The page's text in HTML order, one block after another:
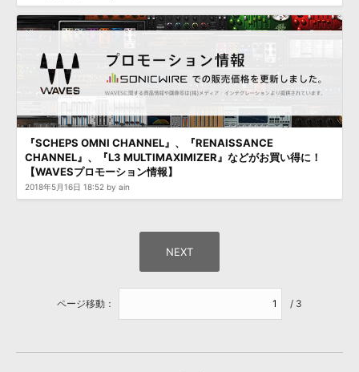
『SCHEPS OMNI CHANNEL』、『RENAISSANCE
CHANNEL』、『L3 MULTIMAXIMIZER』などがお買い得に！
【WAVESプロモーション情報】
2018年5月16日 18:52 by ain
ページ移動： / 3